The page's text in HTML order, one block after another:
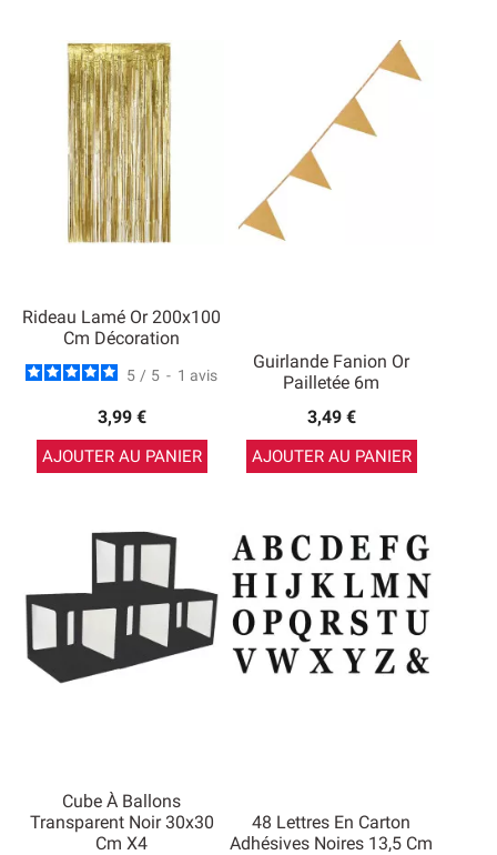
Rideau Lamé Or 200x100
Cm Décoration
5 / 5 - 1 avis
3,99 €
AJOUTER AU PANIER
Guirlande Fanion Or
Pailletée 6m
3,49 €
AJOUTER AU PANIER
Cube À Ballons
Transparent Noir 30x30
Cm X4
48 Lettres En Carton
Adhésives Noires 13,5 Cm